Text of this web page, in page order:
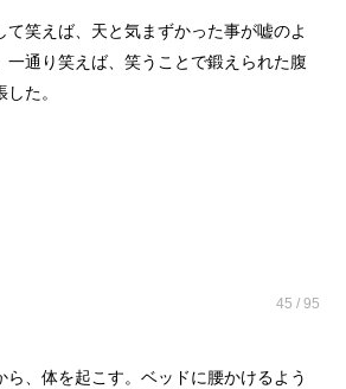
て笑えば、天と気まずかった事が嘘のよ
一通り笑えば、笑うことで鍛えられた腹
た。
45 / 95
ら、体を起こす。ベッドに腰かけるよう